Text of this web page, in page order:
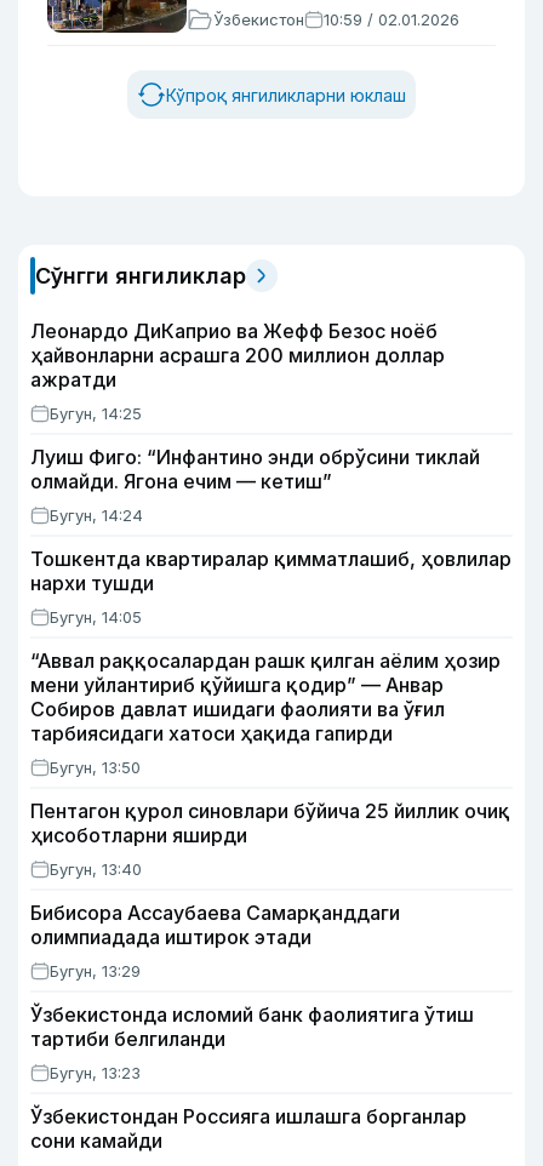
Ўзбекистон 10:59 / 02.01.2026
Кўпроқ янгиликларни юклаш
Сўнгги янгиликлар
Леонардо ДиКаприо ва Жефф Безос ноёб
ҳайвонларни асрашга 200 миллион доллар
ажратди
Бугун, 14:25
Луиш Фиго: “Инфантино энди обрўсини тиклай
олмайди. Ягона ечим — кетиш”
Бугун, 14:24
Тошкентда квартиралар қимматлашиб, ҳовлилар
нархи тушди
Бугун, 14:05
“Аввал раққосалардан рашк қилган аёлим ҳозир
мени уйлантириб қўйишга қодир” — Анвар
Собиров давлат ишидаги фаолияти ва ўғил
тарбиясидаги хатоси ҳақида гапирди
Бугун, 13:50
Пентагон қурол синовлари бўйича 25 йиллик очиқ
ҳисоботларни яширди
Бугун, 13:40
Бибисора Ассаубаева Самарқанддаги
олимпиадада иштирок этади
Бугун, 13:29
Ўзбекистонда исломий банк фаолиятига ўтиш
тартиби белгиланди
Бугун, 13:23
Ўзбекистондан Россияга ишлашга борганлар
сони камайди